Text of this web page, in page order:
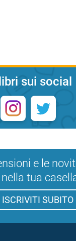
sui social
e le
tua
ISCRIVITI SUBITO